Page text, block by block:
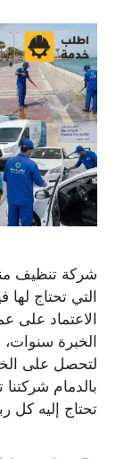
شركة تنظيف
التي تحتاج لها
الاعتماد على
الخبرة سنوات،
لتحصل على
بالدمام
تحتاج إليه كل